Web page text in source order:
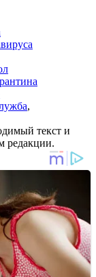
,
текст и
редакции.